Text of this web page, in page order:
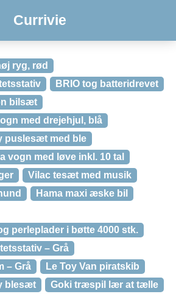
Currivie
ryg, rød
BRIO tog batteridrevet
bilsæt
med drejehjul, blå
puslesæt med ble
vogn med løve inkl. 10 tal
Vilac tesæt med musik
Hama maxi æske bil
perleplader i bøtte 4000 stk.
– Grå
– Grå
Le Toy Van piratskib
blesæt
Goki træspil lær at tælle